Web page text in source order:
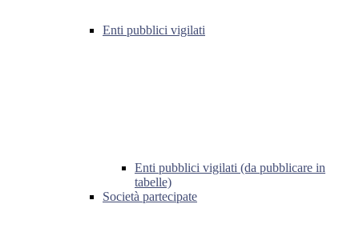
Enti pubblici vigilati
Enti pubblici vigilati (da pubblicare in
tabelle)
Società partecipate